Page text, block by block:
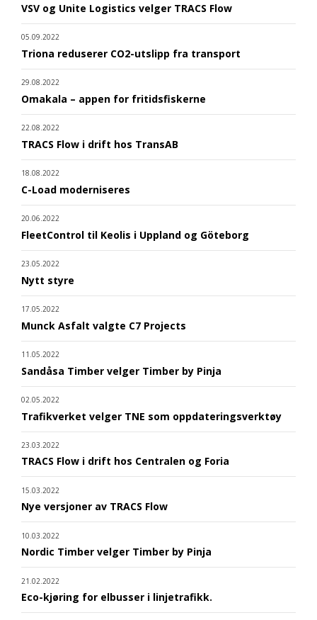
VSV og Unite Logistics velger TRACS Flow
05.09.2022
Triona reduserer CO2-utslipp fra transport
29.08.2022
Omakala – appen for fritidsfiskerne
22.08.2022
TRACS Flow i drift hos TransAB
18.08.2022
C-Load moderniseres
20.06.2022
FleetControl til Keolis i Uppland og Göteborg
23.05.2022
Nytt styre
17.05.2022
Munck Asfalt valgte C7 Projects
11.05.2022
Sandåsa Timber velger Timber by Pinja
02.05.2022
Trafikverket velger TNE som oppdateringsverktøy
23.03.2022
TRACS Flow i drift hos Centralen og Foria
15.03.2022
Nye versjoner av TRACS Flow
10.03.2022
Nordic Timber velger Timber by Pinja
21.02.2022
Eco-kjøring for elbusser i linjetrafikk.